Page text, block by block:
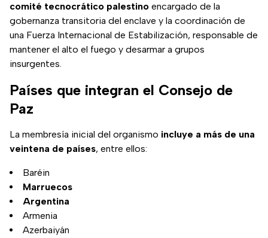
comité tecnocrático palestino encargado de la
gobernanza transitoria del enclave y la coordinación de
una Fuerza Internacional de Estabilización, responsable de
mantener el alto el fuego y desarmar a grupos
insurgentes.
Países que integran el Consejo de
Paz
La membresía inicial del organismo incluye a más de una
veintena de países, entre ellos:
Baréin
Marruecos
Argentina
Armenia
Azerbaiyán